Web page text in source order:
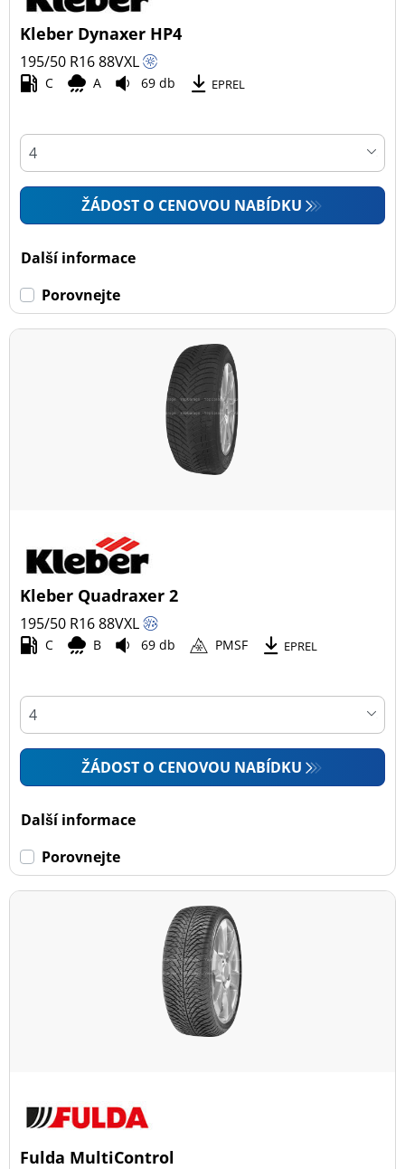
Kleber Dynaxer HP4
195/50 R1688VXL
C A 69 db EPREL
ŽÁDOST O CENOVOU NABÍDKU
Další informace
Porovnejte
Kleber Quadraxer 2
195/50 R1688VXL
C B 69 db PMSF EPREL
ŽÁDOST O CENOVOU NABÍDKU
Další informace
Porovnejte
Fulda MultiControl